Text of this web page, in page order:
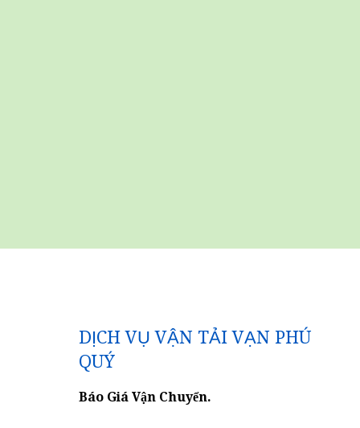
DỊCH VỤ VẬN TẢI VẠN PHÚ
QUÝ
Báo Giá Vận Chuyển.